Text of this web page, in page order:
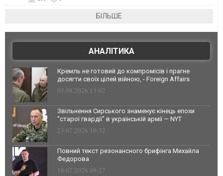
БІЛЬШЕ
АНАЛІТИКА
Кремль не готовий до компромісів і прагне
досягти своїх цілей війною, - Foreign Affairs
03.08.2026 13:02
Звільнення Сирського знаменує кінець епохи
"старої гвардії" в українській армії — NYT
23.07.2026 10:32
Повний текст резонансного брифінга Михайла
Федорова
18.07.2026 09:27